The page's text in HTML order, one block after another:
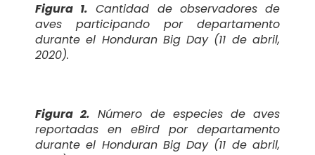
Figura 1. Cantidad de observadores de
aves participando por departamento
durante el Honduran Big Day (11 de abril,
2020).
Figura 2. Número de especies de aves
reportadas en eBird por departamento
durante el Honduran Big Day (11 de abril,